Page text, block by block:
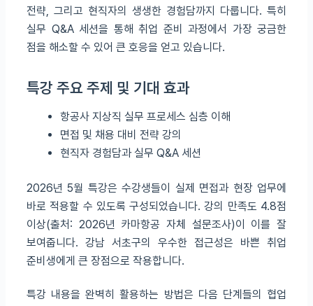
전략, 그리고 현직자의 생생한 경험담까지 다룹니다. 특히
실무 Q&A 세션을 통해 취업 준비 과정에서 가장 궁금한
점을 해소할 수 있어 큰 호응을 얻고 있습니다.
특강 주요 주제 및 기대 효과
항공사 지상직 실무 프로세스 심층 이해
면접 및 채용 대비 전략 강의
현직자 경험담과 실무 Q&A 세션
2026년 5월 특강은 수강생들이 실제 면접과 현장 업무에
바로 적용할 수 있도록 구성되었습니다. 강의 만족도 4.8점
이상(출처: 2026년 카마항공 자체 설문조사)이 이를 잘
보여줍니다. 강남 서초구의 우수한 접근성은 바쁜 취업
준비생에게 큰 장점으로 작용합니다.
특강 내용을 완벽히 활용하는 방법은 다음 단계들의 협업